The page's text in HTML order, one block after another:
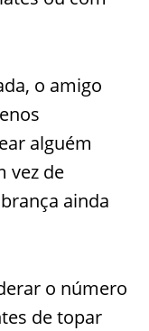
o amigo
alguém
vez de
ainda
o número
de topar